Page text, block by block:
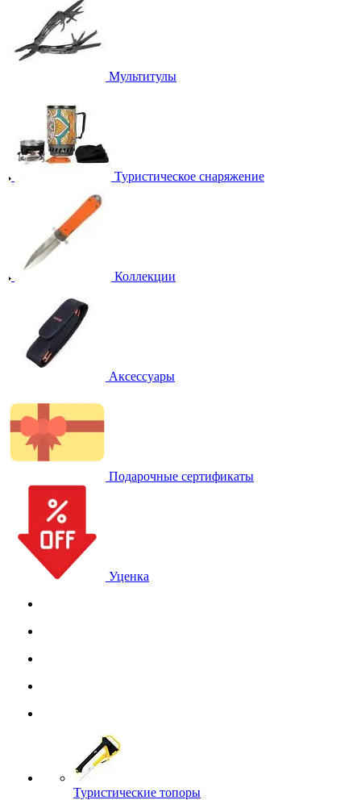
Мультитулы
Туристическое снаряжение
Коллекции
Аксессуары
Подарочные сертификаты
Уценка
Туристические топоры